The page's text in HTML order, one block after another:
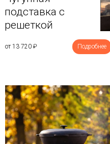
подставка с
решеткой
от 13 720 ₽ Подробнее